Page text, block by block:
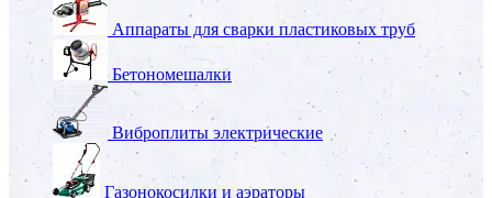
Аппараты для сварки пластиковых труб
Бетономешалки
Виброплиты электрические
Газонокосилки и аэраторы